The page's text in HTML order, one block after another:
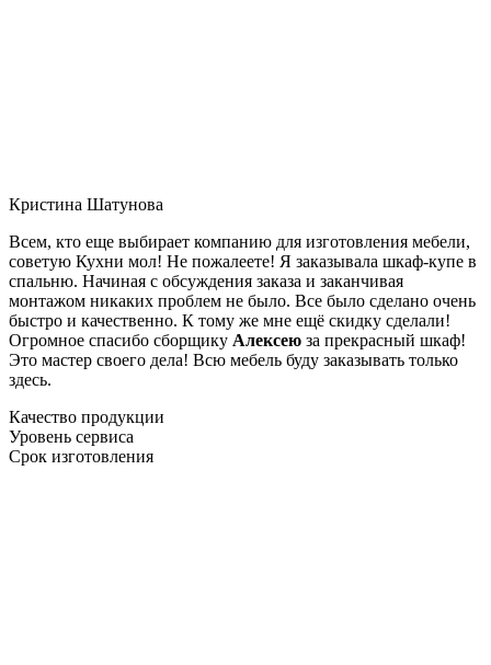
Кристина Шатунова
Всем, кто еще выбирает компанию для изготовления мебели,
советую Кухни мол! Не пожалеете! Я заказывала шкаф-купе в
спальню. Начиная с обсуждения заказа и заканчивая
монтажом никаких проблем не было. Все было сделано очень
быстро и качественно. К тому же мне ещё скидку сделали!
Огромное спасибо сборщику Алексею за прекрасный шкаф!
Это мастер своего дела! Всю мебель буду заказывать только
здесь.
Качество продукции
Уровень сервиса
Срок изготовления